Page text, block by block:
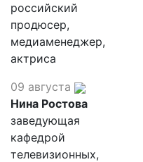
российский
продюсер,
медиаменеджер,
актриса
09 августа
Нина Ростова
заведующая
кафедрой
телевизионных,